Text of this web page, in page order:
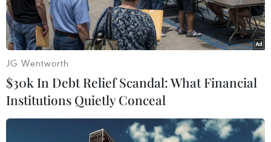
ngoái.
JG Wentworth
$30k In Debt Relief Scandal: What Financial
Institutions Quietly Conceal